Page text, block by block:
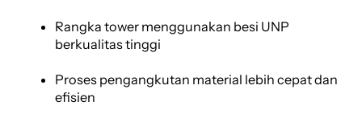
Rangka tower menggunakan besi UNP
berkualitas tinggi
Proses pengangkutan material lebih cepat dan
efisien